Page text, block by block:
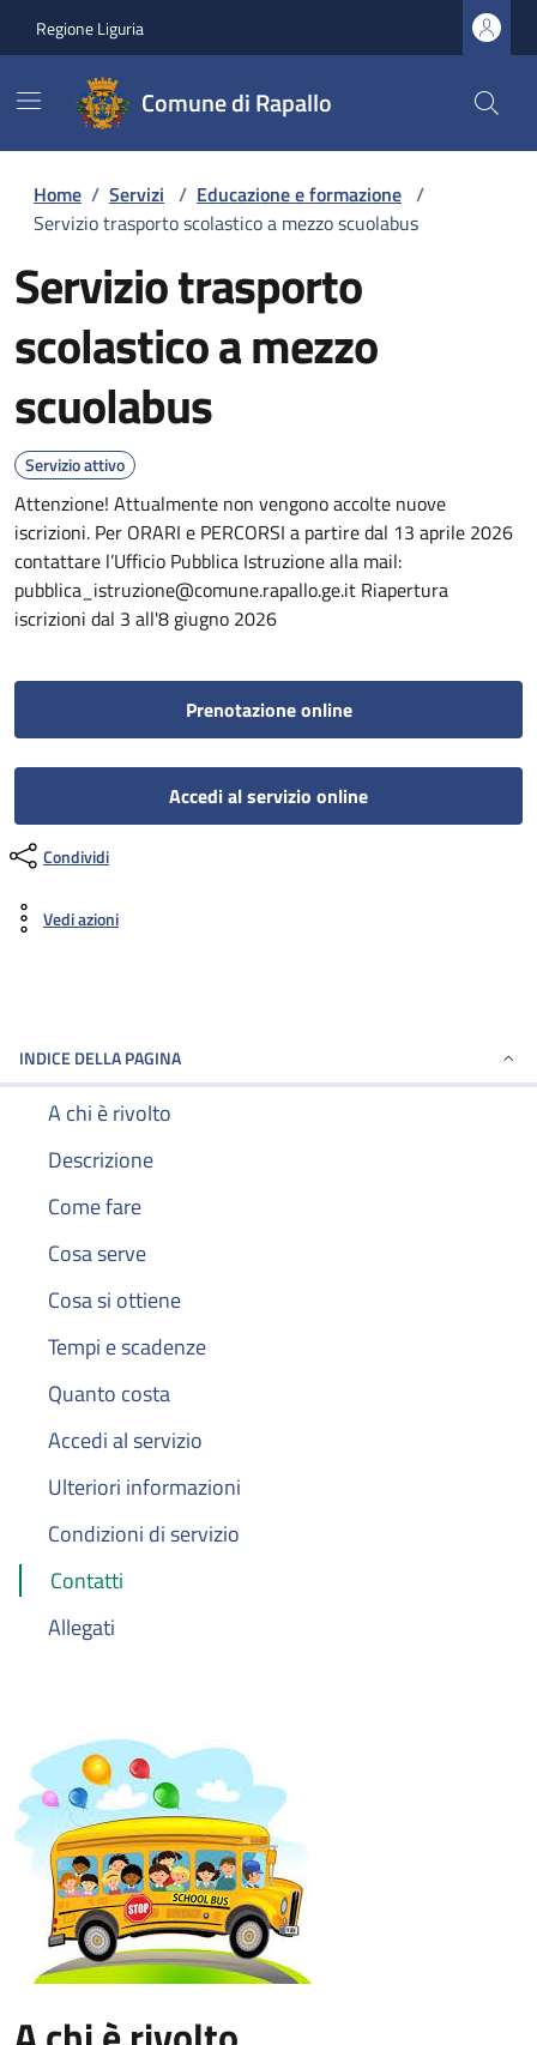
Regione Liguria
Comune di Rapallo
Home / Servizi / Educazione e formazione /
Servizio trasporto scolastico a mezzo scuolabus
Servizio trasporto
scolastico a mezzo
scuolabus
Servizio attivo
Attenzione! Attualmente non vengono accolte nuove
iscrizioni. Per ORARI e PERCORSI a partire dal 13 aprile 2026
contattare l’Ufficio Pubblica Istruzione alla mail:
pubblica_istruzione@comune.rapallo.ge.it Riapertura
iscrizioni dal 3 all'8 giugno 2026
Prenotazione online
Accedi al servizio online
Condividi
Vedi azioni
INDICE DELLA PAGINA
A chi è rivolto
Descrizione
Come fare
Cosa serve
Cosa si ottiene
Tempi e scadenze
Quanto costa
Accedi al servizio
Ulteriori informazioni
Condizioni di servizio
Contatti
Allegati